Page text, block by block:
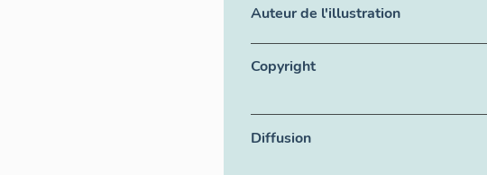
Auteur de l'illustration
Copyright
Diffusion